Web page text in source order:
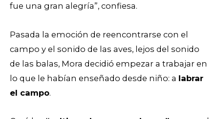
fue una gran alegría”, confiesa.
Pasada la emoción de reencontrarse con el
campo y el sonido de las aves, lejos del sonido
de las balas, Mora decidió empezar a trabajar en
lo que le habían enseñado desde niño: a labrar
el campo.